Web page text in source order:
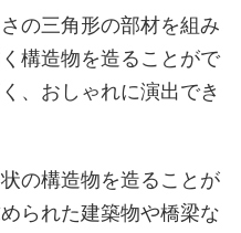
の三角形の部材を組み
構造物を造ることがで
、おしゃれに演出でき
の構造物を造ることが
られた建築物や橋梁な